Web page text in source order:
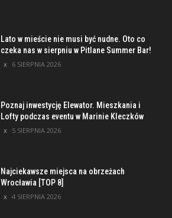
Lato w mieście nie musi być nudne. Oto co
czeka nas w sierpniu w Pitlane Summer Bar!
6 SIERPNIA 2026
Poznaj inwestycję Elewator. Mieszkania i
Lofty podczas eventu w Marinie Kleczków
5 SIERPNIA 2026
Najciekawsze miejsca na obrzeżach
Wrocławia [TOP 8]
4 SIERPNIA 2026